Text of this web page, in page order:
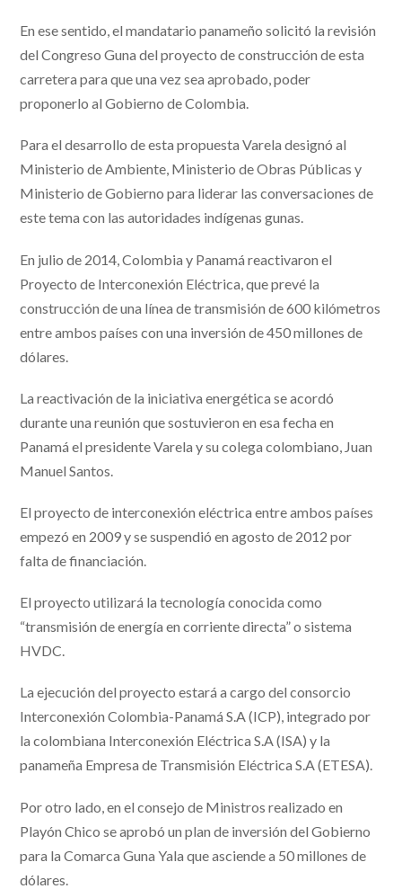
En ese sentido, el mandatario panameño solicitó la revisión
del Congreso Guna del proyecto de construcción de esta
carretera para que una vez sea aprobado, poder
proponerlo al Gobierno de Colombia.
Para el desarrollo de esta propuesta Varela designó al
Ministerio de Ambiente, Ministerio de Obras Públicas y
Ministerio de Gobierno para liderar las conversaciones de
este tema con las autoridades indígenas gunas.
En julio de 2014, Colombia y Panamá reactivaron el
Proyecto de Interconexión Eléctrica, que prevé la
construcción de una línea de transmisión de 600 kilómetros
entre ambos países con una inversión de 450 millones de
dólares.
La reactivación de la iniciativa energética se acordó
durante una reunión que sostuvieron en esa fecha en
Panamá el presidente Varela y su colega colombiano, Juan
Manuel Santos.
El proyecto de interconexión eléctrica entre ambos países
empezó en 2009 y se suspendió en agosto de 2012 por
falta de financiación.
El proyecto utilizará la tecnología conocida como
“transmisión de energía en corriente directa” o sistema
HVDC.
La ejecución del proyecto estará a cargo del consorcio
Interconexión Colombia-Panamá S.A (ICP), integrado por
la colombiana Interconexión Eléctrica S.A (ISA) y la
panameña Empresa de Transmisión Eléctrica S.A (ETESA).
Por otro lado, en el consejo de Ministros realizado en
Playón Chico se aprobó un plan de inversión del Gobierno
para la Comarca Guna Yala que asciende a 50 millones de
dólares.